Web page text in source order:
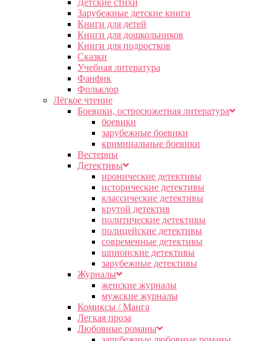
Детские стихи
Зарубежные детские книги
Книги для детей
Книги для дошкольников
Книги для подростков
Сказки
Учебная литература
Фанфик
Фольклор
Лёгкое чтение
Боевики, остросюжетная литература
боевики
зарубежные боевики
криминальные боевики
Вестерны
Детективы
иронические детективы
исторические детективы
классические детективы
крутой детектив
политические детективы
полицейские детективы
современные детективы
шпионские детективы
зарубежные детективы
Журналы
женские журналы
мужские журналы
Комиксы / Манга
Легкая проза
Любовные романы